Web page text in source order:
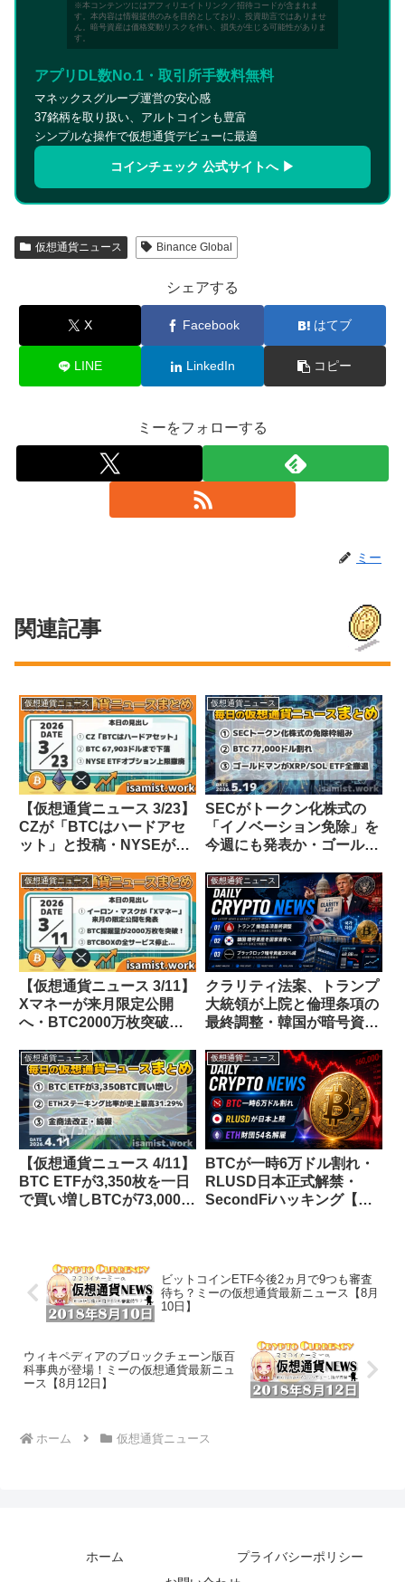
※本コンテンツにはアフィリエイトリンク／招待コードが含まれま
す。本内容は情報提供のみを目的としており、投資助言ではありませ
ん。暗号資産は価格変動リスクを伴い、損失が生じる可能性がありま
す。
アプリDL数No.1・取引所手数料無料
マネックスグループ運営の安心感
37銘柄を取り扱い、アルトコインも豊富
シンプルな操作で仮想通貨デビューに最適
コインチェック 公式サイトへ ▶
仮想通貨ニュース Binance Global
シェアする
X Facebook はてブ
LINE LinkedIn コピー
ミーをフォローする
ミー
関連記事
仮想通貨ニュース
【仮想通貨ニュース 3/23】
CZが「BTCはハードアセ
ット」と投稿・NYSEが
撤廃・GrayscaleがHYPE
ETFを申請
仮想通貨ニュース
SECがトークン化株式の
「イノベーション免除」を
今週にも発表か・ゴールド
退【仮想通貨ニュース
5/19】
仮想通貨ニュース
【仮想通貨ニュース 3/11】
Xマネーが来月限定公開
へ・BTC2000万枚突破・
仮想通貨ニュース
クラリティ法案、トランプ
大統領が上院と倫理条項の
最終調整・韓国が暗号資産
資産」に位置づけ・ブラッ
クロック2Q決算で暗号資
産運用額39%減【仮想通貨
ニュース 26/7/16】
仮想通貨ニュース
【仮想通貨ニュース 4/11】
BTC ETFが3,350枚を一日
で買い増しBTCが73,000ド
却していた
仮想通貨ニュース
BTCが一時6万ドル割れ・
RLUSD日本正式解禁・
SecondFiハッキング【仮
ビットコインETF今後2ヵ月で9つも審査
待ち？ミーの仮想通貨最新ニュース【8月
10日】
ウィキペディアのブロックチェーン版百
科事典が登場！ミーの仮想通貨最新ニュ
ース【8月12日】
ホーム 仮想通貨ニュース
ホーム
プライバシーポリシー